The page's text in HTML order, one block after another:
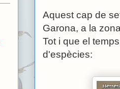
Aquest cap de
Garona, a la
Tot i que el
d'espècies: